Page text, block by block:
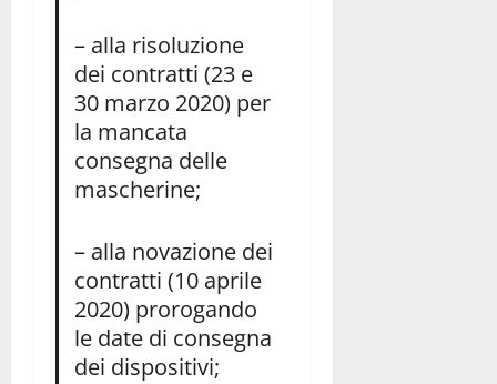
– alla risoluzione
dei contratti (23 e
30 marzo 2020) per
la mancata
consegna delle
mascherine;
– alla novazione dei
contratti (10 aprile
2020) prorogando
le date di consegna
dei dispositivi;